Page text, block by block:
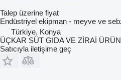
Talep üzerine fiyat
Endüstriyel ekipman - meyve ve
Türkiye, Konya
ÜÇKAR SÜT GIDA VE ZİRAİ
Satıcıyla iletişime geç